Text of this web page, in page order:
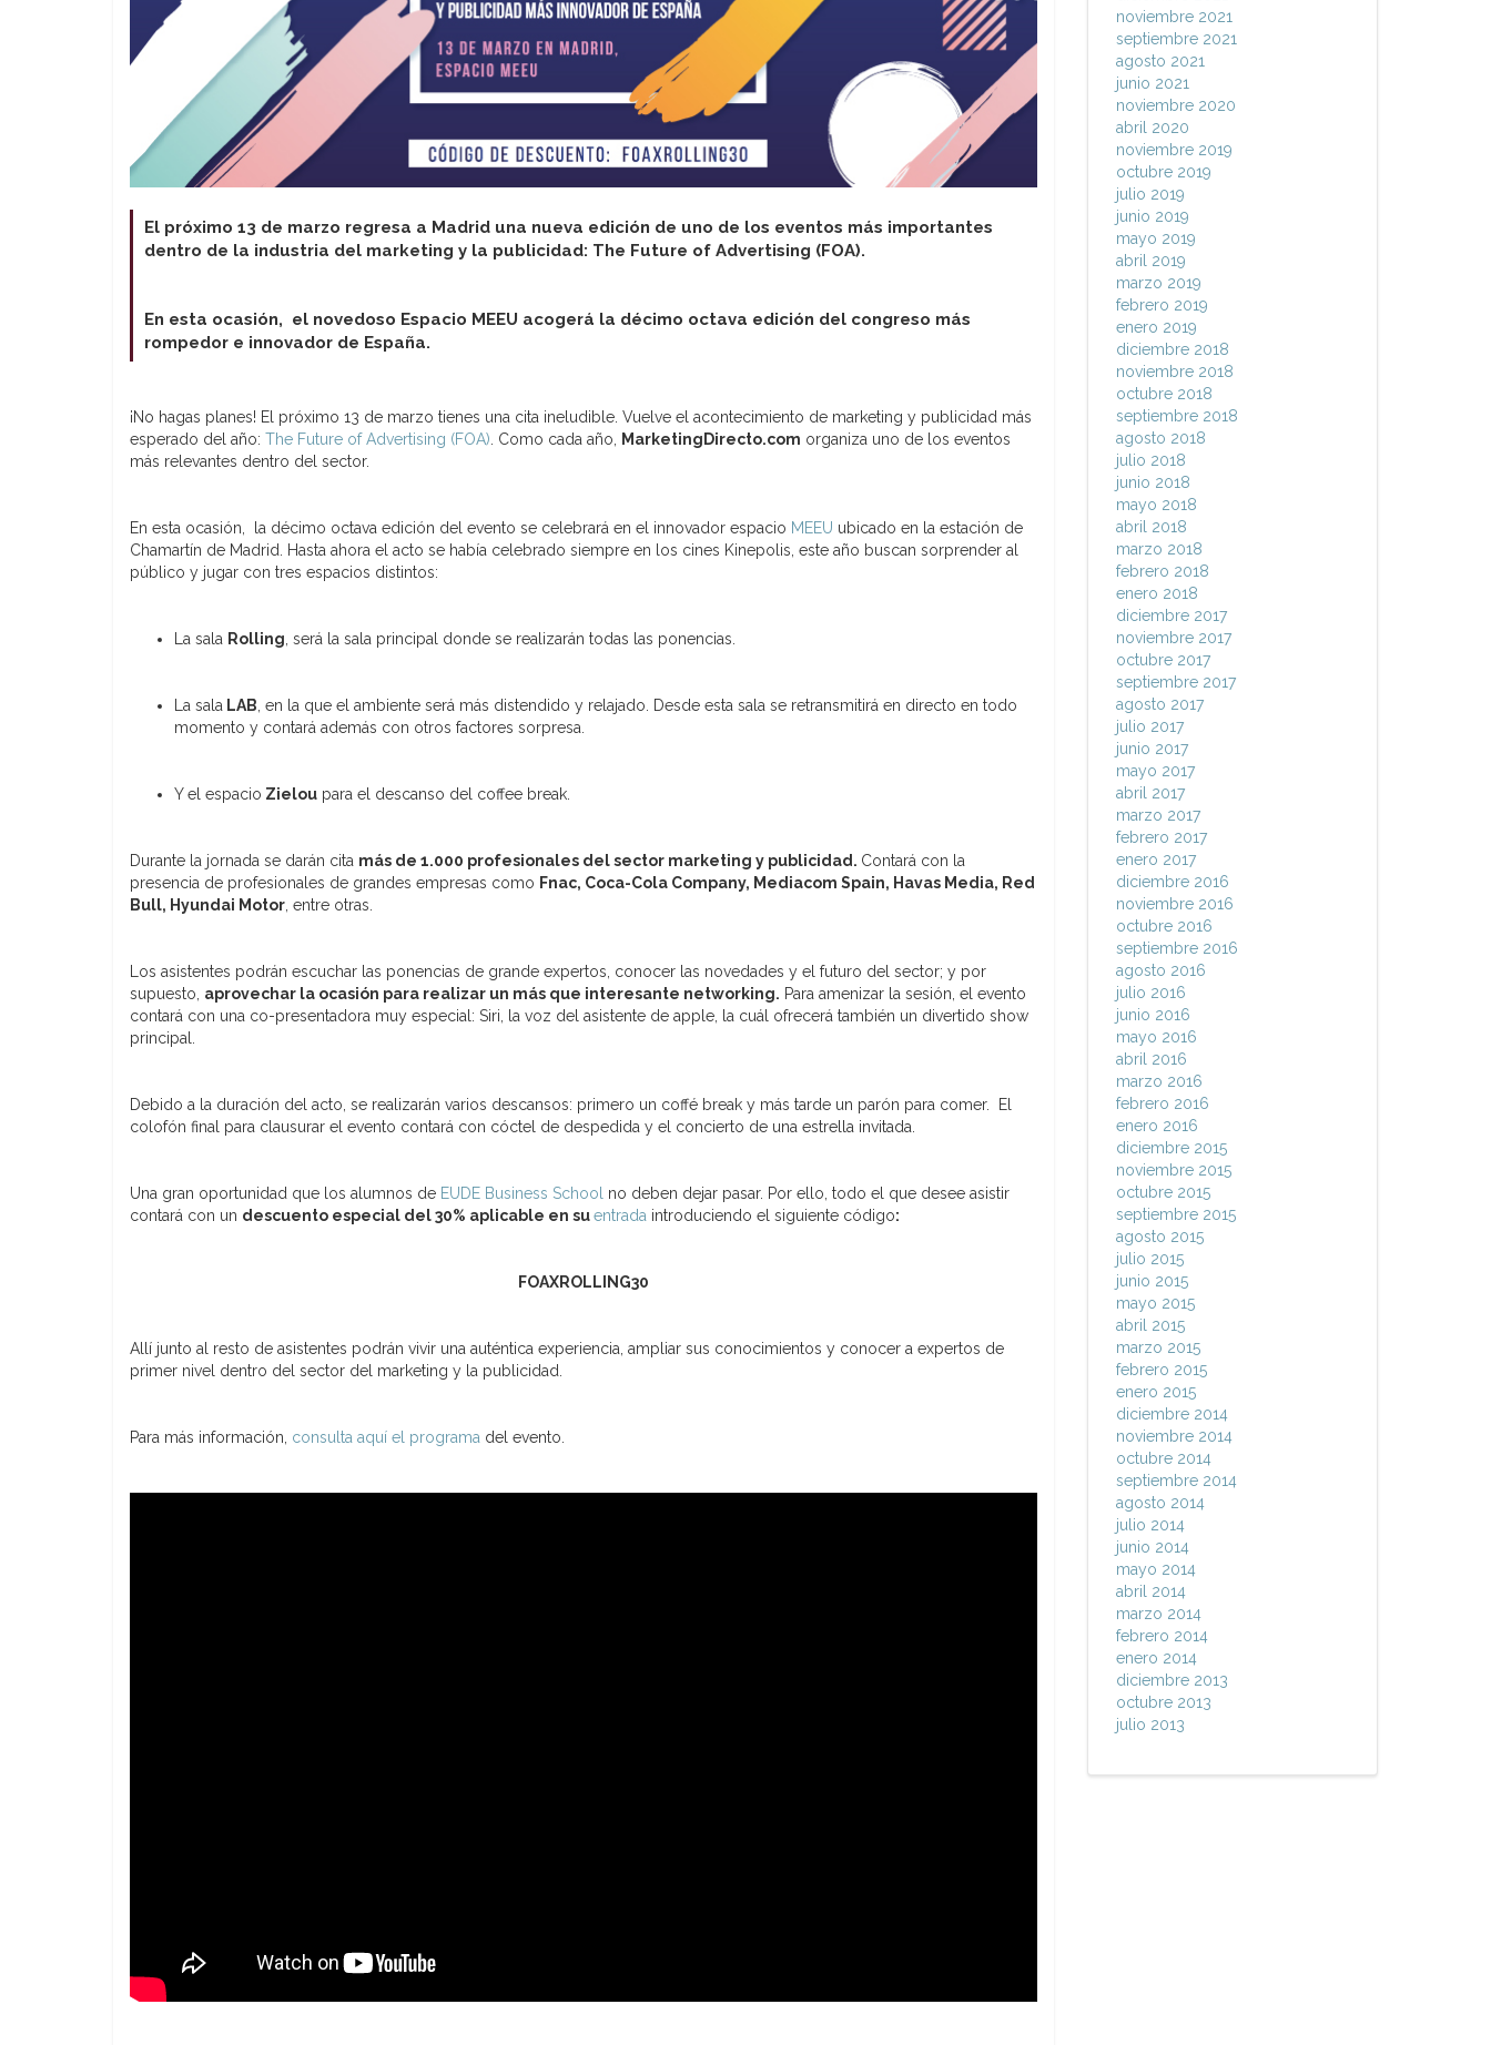
El próximo 13 de marzo regresa a Madrid una nueva edición de uno de los eventos más importantes
dentro de la industria del marketing y la publicidad: The Future of Advertising (FOA).
En esta ocasión, el novedoso Espacio MEEU acogerá la décimo octava edición del congreso más
rompedor e innovador de España.
¡No hagas planes! El próximo 13 de marzo tienes una cita ineludible. Vuelve el acontecimiento de marketing y publicidad más
esperado del año: The Future of Advertising (FOA) . Como cada año, MarketingDirecto.com organiza uno de los eventos
más relevantes dentro del sector.
En esta ocasión, la décimo octava edición del evento se celebrará en el innovador espacio MEEU ubicado en la estación de
Chamartín de Madrid. Hasta ahora el acto se había celebrado siempre en los cines Kinepolis, este año buscan sorprender al
público y jugar con tres espacios distintos:
La sala Rolling , será la sala principal donde se realizarán todas las ponencias.
La sala LAB , en la que el ambiente será más distendido y relajado. Desde esta sala se retransmitirá en directo en todo
momento y contará además con otros factores sorpresa.
Y el espacio Zielou para el descanso del coffee break.
Durante la jornada se darán cita más de 1.000 profesionales del sector marketing y publicidad. Contará con la
presencia de profesionales de grandes empresas como Fnac, Coca-Cola Company, Mediacom Spain, Havas Media, Red
Bull, Hyundai Motor , entre otras.
Los asistentes podrán escuchar las ponencias de grande expertos, conocer las novedades y el futuro del sector; y por
supuesto, aprovechar la ocasión para realizar un más que interesante networking. Para amenizar la sesión, el evento
contará con una co-presentadora muy especial: Siri, la voz del asistente de apple, la cuál ofrecerá también un divertido show
principal.
Debido a la duración del acto, se realizarán varios descansos: primero un coffé break y más tarde un parón para comer. El
colofón final para clausurar el evento contará con cóctel de despedida y el concierto de una estrella invitada.
Una gran oportunidad que los alumnos de EUDE Business School
no deben dejar pasar. Por ello, todo el que desee asistir
contará con un descuento especial del 30% aplicable en suentrada introduciendo el siguiente código:
FOAXROLLING30
Allí junto al resto de asistentes podrán vivir una auténtica experiencia, ampliar sus conocimientos y conocer a expertos de
primer nivel dentro del sector del marketing y la publicidad.
Para más información, consulta aquí el programa del evento.
noviembre 2021
septiembre 2021
agosto 2021
junio 2021
noviembre 2020
abril 2020
noviembre 2019
octubre 2019
julio 2019
junio 2019
mayo 2019
abril 2019
marzo 2019
febrero 2019
enero 2019
diciembre 2018
noviembre 2018
octubre 2018
septiembre 2018
agosto 2018
julio 2018
junio 2018
mayo 2018
abril 2018
marzo 2018
febrero 2018
enero 2018
diciembre 2017
noviembre 2017
octubre 2017
septiembre 2017
agosto 2017
julio 2017
junio 2017
mayo 2017
abril 2017
marzo 2017
febrero 2017
enero 2017
diciembre 2016
noviembre 2016
octubre 2016
septiembre 2016
agosto 2016
julio 2016
junio 2016
mayo 2016
abril 2016
marzo 2016
febrero 2016
enero 2016
diciembre 2015
noviembre 2015
octubre 2015
septiembre 2015
agosto 2015
julio 2015
junio 2015
mayo 2015
abril 2015
marzo 2015
febrero 2015
enero 2015
diciembre 2014
noviembre 2014
octubre 2014
septiembre 2014
agosto 2014
julio 2014
junio 2014
mayo 2014
abril 2014
marzo 2014
febrero 2014
enero 2014
diciembre 2013
octubre 2013
julio 2013